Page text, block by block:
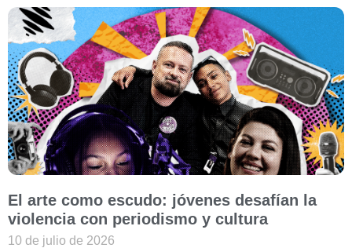
El arte como escudo: jóvenes desafían la
violencia con periodismo y cultura
10 de julio de 2026